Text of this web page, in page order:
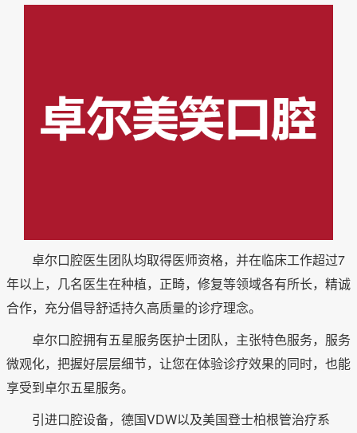
卓尔口腔医生团队均取得医师资格，并在临床工作超过7
年以上，几名医生在种植，正畸，修复等领域各有所长，精诚
合作，充分倡导舒适持久高质量的诊疗理念。
卓尔口腔拥有五星服务医护士团队，主张特色服务，服务
微观化，把握好层层细节，让您在体验诊疗效果的同时，也能
享受到卓尔五星服务。
引进口腔设备，德国VDW以及美国登士柏根管治疗系